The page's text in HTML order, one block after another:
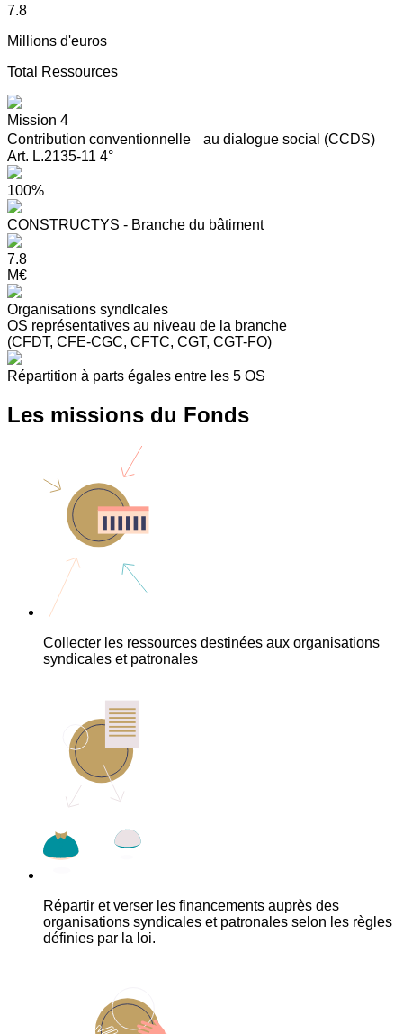
7.8
Millions d'euros
Total Ressources
Mission 4
Contribution conventionnelle au dialogue social (CCDS)
Art. L.2135-11 4°
100%
CONSTRUCTYS - Branche du bâtiment
7.8
M€
Organisations syndIcales
OS représentatives au niveau de la branche
(CFDT, CFE-CGC, CFTC, CGT, CGT-FO)
Répartition à parts égales entre les 5 OS
Les missions du Fonds
Collecter les ressources destinées aux organisations
syndicales et patronales
Répartir et verser les financements auprès des
organisations syndicales et patronales selon les règles
définies par la loi.